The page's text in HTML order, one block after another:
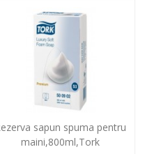
sapun spuma pentru
maini,800ml,Tork